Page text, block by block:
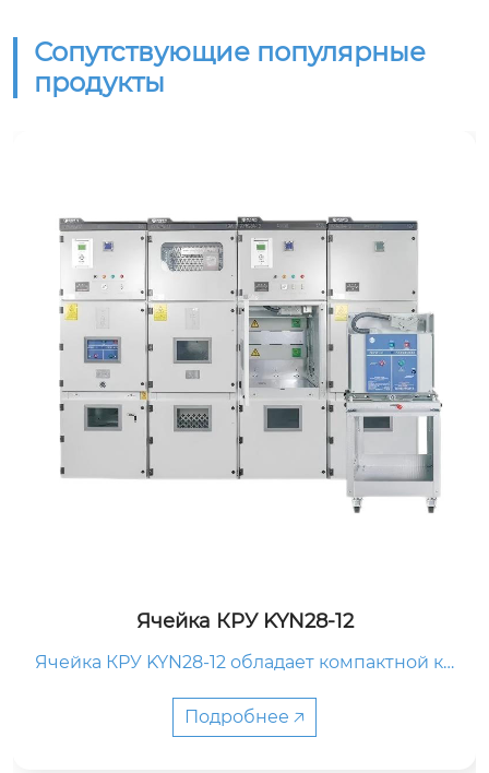
Сопутствующие популярные
продукты
Ячейка КРУ KYN28-12
Ячейка КРУ KYN28-12 обладает компактной ко
ием. Такие ключевые компоненты как автомат
ические выключатели могут извлекаться отде
Подробнее 🡥